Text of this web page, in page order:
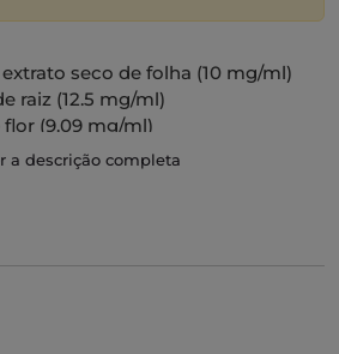
seco de folha (10 mg/ml)
raiz (12.5 mg/ml)
(9.09 mg/ml)
a descrição completa